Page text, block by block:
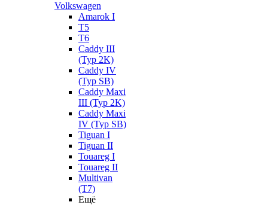
Volkswagen
Amarok I
T5
T6
Caddy III
(Typ 2K)
Caddy IV
(Typ SB)
Caddy Maxi
III (Typ 2K)
Caddy Maxi
IV (Typ SB)
Tiguan I
Tiguan II
Touareg I
Touareg II
Multivan
(T7)
Ещё